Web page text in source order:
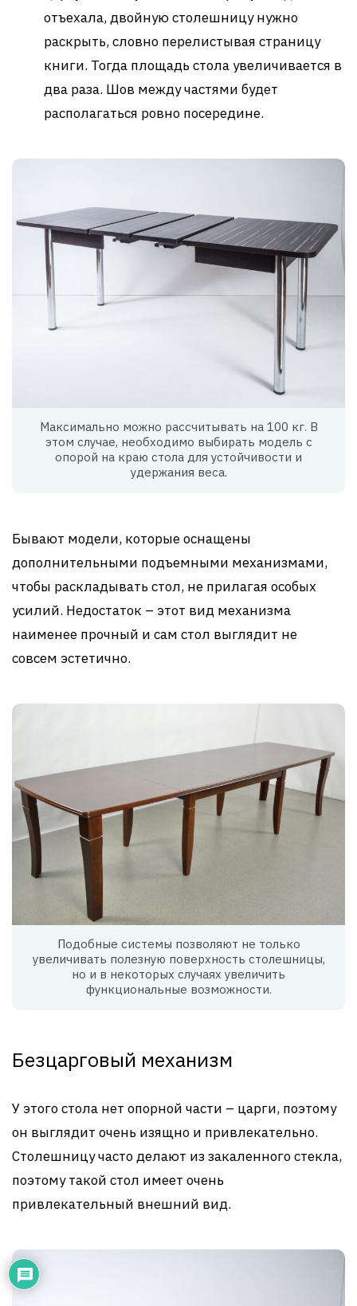
отъехала, двойную столешницу нужно
раскрыть, словно перелистывая страницу
книги. Тогда площадь стола увеличивается в
два раза. Шов между частями будет
располагаться ровно посередине.
Максимально можно рассчитывать на 100 кг. В
этом случае, необходимо выбирать модель с
опорой на краю стола для устойчивости и
удержания веса.
Бывают модели, которые оснащены
дополнительными подъемными механизмами,
чтобы раскладывать стол, не прилагая особых
усилий. Недостаток – этот вид механизма
наименее прочный и сам стол выглядит не
совсем эстетично.
Подобные системы позволяют не только
увеличивать полезную поверхность столешницы,
но и в некоторых случаях увеличить
функциональные возможности.
Безцарговый механизм
У этого стола нет опорной части – царги, поэтому
он выглядит очень изящно и привлекательно.
Столешницу часто делают из закаленного стекла,
поэтому такой стол имеет очень
привлекательный внешний вид.